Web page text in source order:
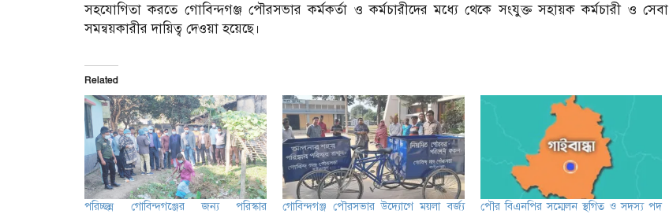
সহযোগিতা করতে গোবিন্দগঞ্জ পৌরসভার কর্মকর্তা ও কর্মচারীদের মধ্যে থেকে সংযুক্ত সহায়ক কর্মচারী ও সেবা
সমন্বয়কারীর দায়িত্ব দেওয়া হয়েছে।
Related
পরিচ্ছন্ন গোবিন্দগঞ্জের জন্য পরিস্কার
গোবিন্দগঞ্জ পৌরসভার উদ্যোগে ময়লা বর্জ্য
পৌর বিএনপির সম্মেলন স্থগিত ও সদস্য পদ